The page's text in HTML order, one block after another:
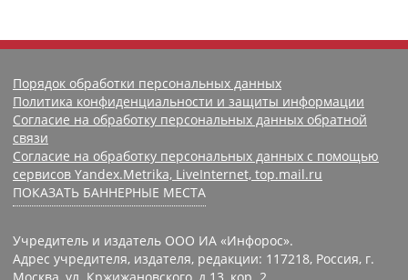
Порядок обработки персональных данных
Политика конфиденциальности и защиты информации
Согласие на обработку персональных данных обратной
связи
Согласие на обработку персональных данных с помощью
сервисов Yandex.Metrika, LiveInternet, top.mail.ru
ПОКАЗАТЬ БАННЕРНЫЕ МЕСТА
Учредитель и издатель ООО ИА «Инфорос».
Адрес учредителя, издателя, редакции: 117218, Россия, г.